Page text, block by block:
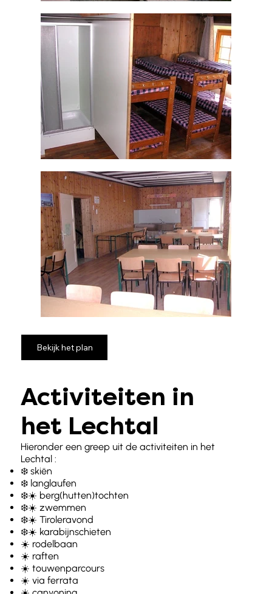
Activiteiten in
het Lechtal
Hieronder een greep uit de activiteiten in het
Lechtal :
❄️ skiën
❄️ langlaufen
❄️☀️ berg(hutten)tochten
❄️☀️ zwemmen
❄️☀️ Tiroleravond
❄️☀️ karabijnschieten
☀️ rodelbaan
☀️ raften
☀️ touwenparcours
☀️ via ferrata
Bekijk het plan